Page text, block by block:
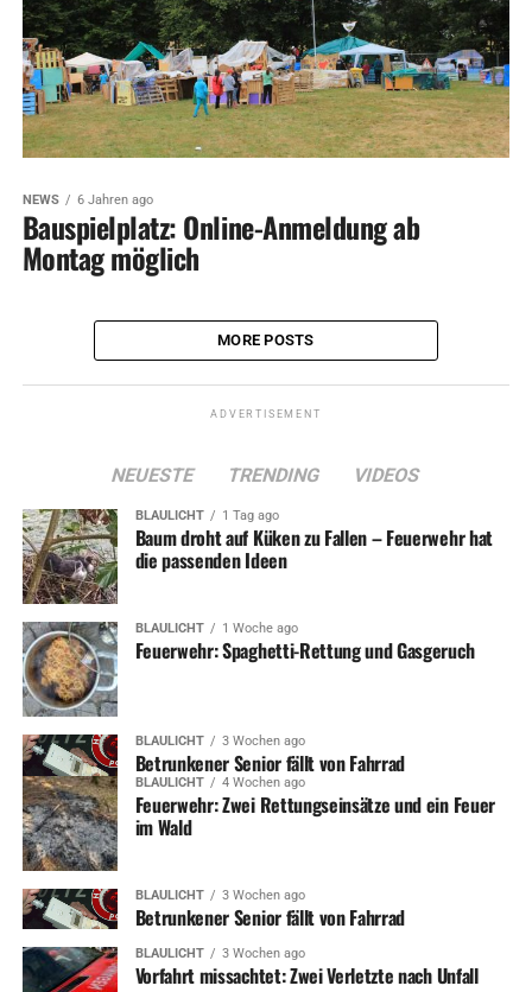
NEWS 6 Jahren ago
Bauspielplatz: Online-Anmeldung ab
Montag möglich
MORE POSTS
ADVERTISEMENT
NEUESTE TRENDING VIDEOS
BLAULICHT 1 Tag ago
Baum droht auf Küken zu Fallen – Feuerwehr hat
die passenden Ideen
BLAULICHT 1 Woche ago
Feuerwehr: Spaghetti-Rettung und Gasgeruch
BLAULICHT 3 Wochen ago
Betrunkener Senior fällt von Fahrrad
BLAULICHT 4 Wochen ago
Feuerwehr: Zwei Rettungseinsätze und ein Feuer
im Wald
BLAULICHT 3 Wochen ago
Betrunkener Senior fällt von Fahrrad
BLAULICHT 3 Wochen ago
Vorfahrt missachtet: Zwei Verletzte nach Unfall